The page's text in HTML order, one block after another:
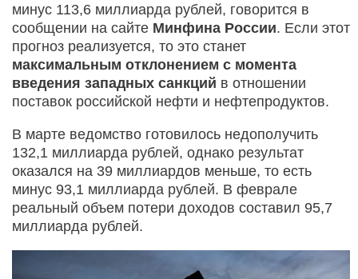
минус 113,6 миллиарда рублей, говорится в
сообщении на сайте Минфина России. Если этот
прогноз реализуется, то это станет
максимальным отклонением с момента
введения западных санкций в отношении
поставок российской нефти и нефтепродуктов.
В марте ведомство готовилось недополучить
132,1 миллиарда рублей, однако результат
оказался на 39 миллиардов меньше, то есть
минус 93,1 миллиарда рублей. В феврале
реальный объем потери доходов составил 95,7
миллиарда рублей.